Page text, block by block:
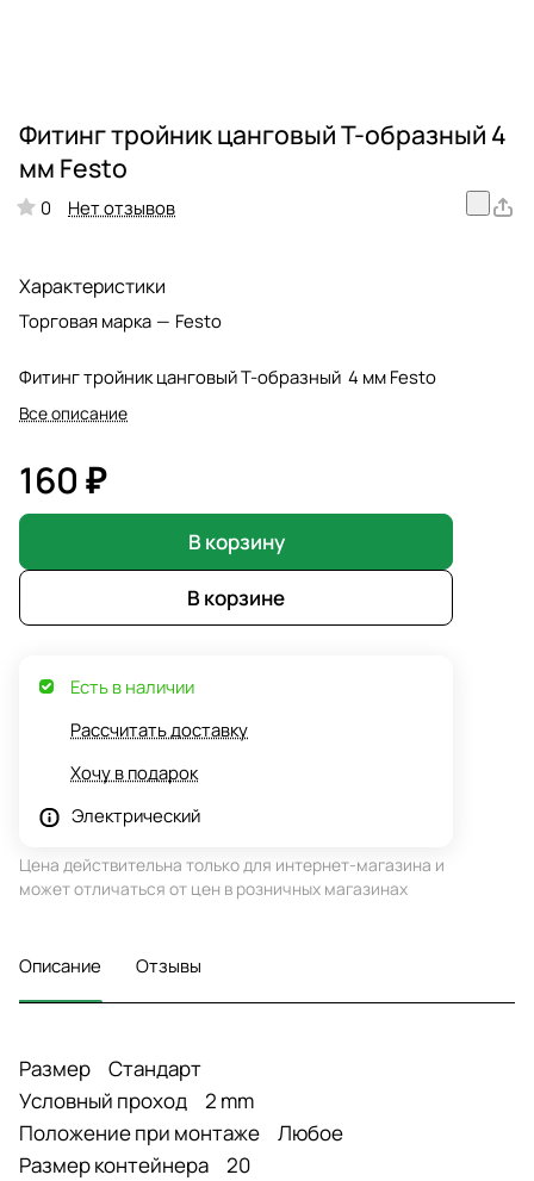
Фитинг тройник цанговый Т-образный 4
мм Festo
0 Нет отзывов
Характеристики
Торговая марка — Festo
Фитинг тройник цанговый Т-образный 4 мм Festo
Все описание
160 ₽
В корзину
В корзине
Есть в наличии
Рассчитать доставку
Хочу в подарок
Электрический
Цена действительна только для интернет-магазина и
может отличаться от цен в розничных магазинах
Описание Отзывы
Размер Стандарт
Условный проход 2 mm
Положение при монтаже Любое
Размер контейнера 20